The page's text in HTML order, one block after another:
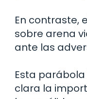
En contraste,
sobre arena
ante las
Esta
clara la